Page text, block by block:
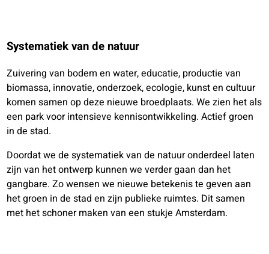
Systematiek van de natuur
Zuivering van bodem en water, educatie, productie van
biomassa, innovatie, onderzoek, ecologie, kunst en cultuur
komen samen op deze nieuwe broedplaats. We zien het als
een park voor intensieve kennisontwikkeling. Actief groen
in de stad.
Doordat we de systematiek van de natuur onderdeel laten
zijn van het ontwerp kunnen we verder gaan dan het
gangbare. Zo wensen we nieuwe betekenis te geven aan
het groen in de stad en zijn publieke ruimtes. Dit samen
met het schoner maken van een stukje Amsterdam.